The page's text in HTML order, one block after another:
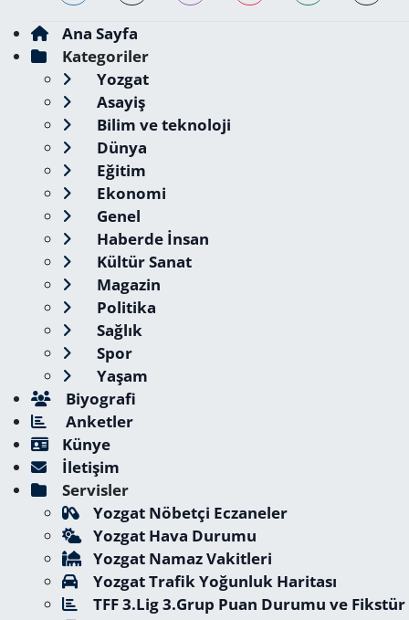
Ana Sayfa
Kategoriler
Yozgat
Asayiş
Bilim ve teknoloji
Dünya
Eğitim
Ekonomi
Genel
Haberde İnsan
Kültür Sanat
Magazin
Politika
Sağlık
Spor
Yaşam
Biyografi
Anketler
Künye
İletişim
Servisler
Yozgat Nöbetçi Eczaneler
Yozgat Hava Durumu
Yozgat Namaz Vakitleri
Yozgat Trafik Yoğunluk Haritası
TFF 3.Lig 3.Grup Puan Durumu ve Fikstür